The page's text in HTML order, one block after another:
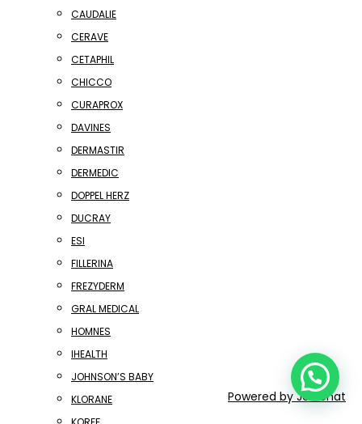
CAUDALIE
CERAVE
CETAPHIL
CHICCO
CURAPROX
DAVINES
DERMASTIR
DERMEDIC
DOPPEL HERZ
DUCRAY
ESI
FILLERINA
FREZYDERM
GRAL MEDICAL
HOMNES
IHEALTH
JOHNSON’S BABY
KLORANE
Powered byJoinchat